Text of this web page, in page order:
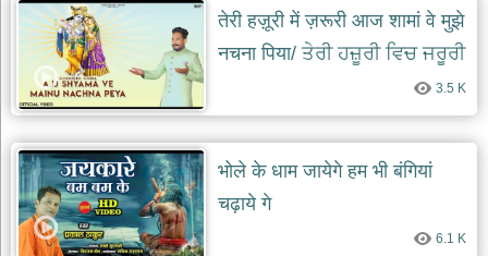
तेरी हज़ूरी में ज़रूरी आज शामां वे मुझे
नचना पिया/ ਤੇਰੀ ਹਜ਼ੂਰੀ ਵਿਚ ਜਰੂਰੀ
ਅੱਜ ਸ਼ਯਾਮਾਂ ਵੇ ਮੈਨੂੰ ਨੱਚਣਾ ਪਿਆ3.5 K
भोले के धाम जायेगे हम भी बंगियां
चढ़ाये गे
6.1 K